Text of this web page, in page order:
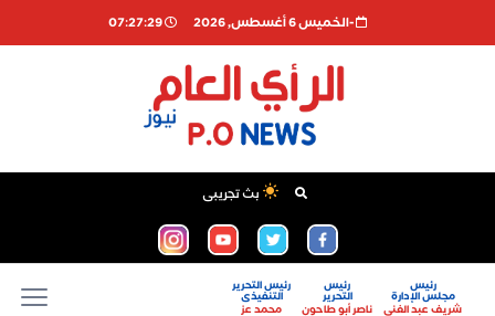
-الخميس 6 أغسطس, 2026 07:27:29
بث تجريبى
رئيس
مجلس الإدارة
شريف عبد الغني
رئيس
التحرير
ناصر أبو طاحون
رئيس التحرير
التنفيذى
محمد عز